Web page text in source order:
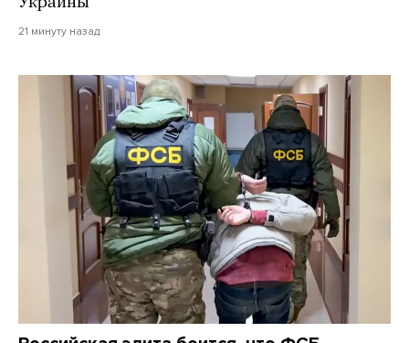
21 минуту назад